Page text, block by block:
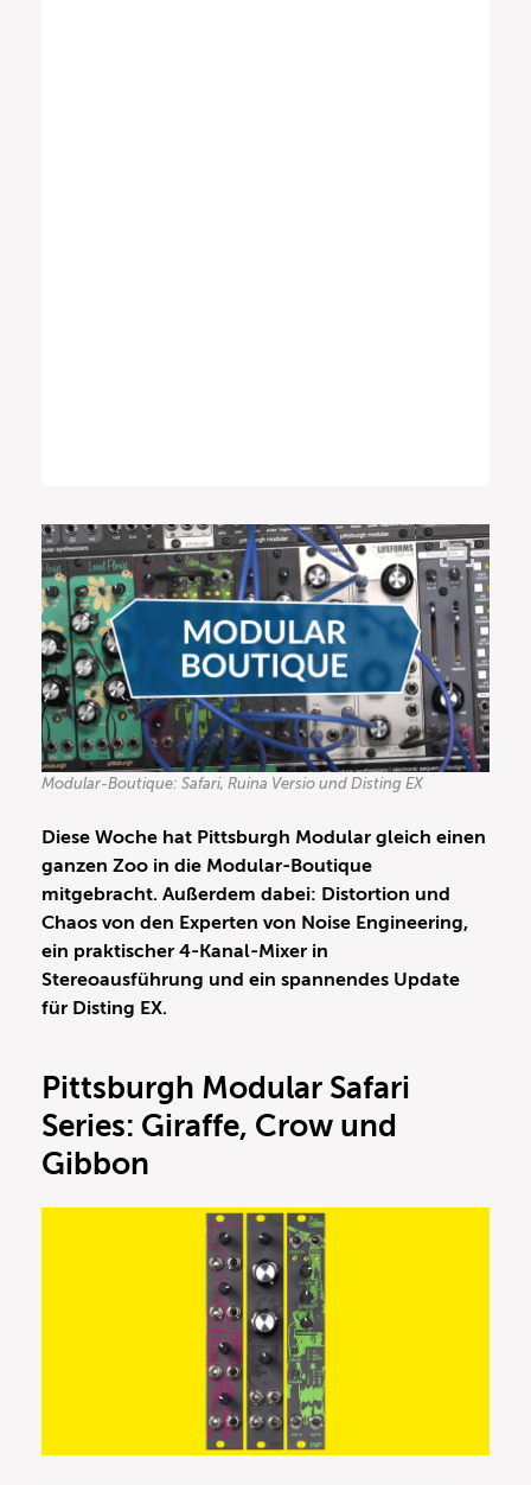
Modular-Boutique: Safari, Ruina Versio und Disting EX
Diese Woche hat Pittsburgh Modular gleich einen
ganzen Zoo in die Modular-Boutique
mitgebracht. Außerdem dabei: Distortion und
Chaos von den Experten von Noise Engineering,
ein praktischer 4-Kanal-Mixer in
Stereoausführung und ein spannendes Update
für Disting EX.
Pittsburgh Modular Safari
Series: Giraffe, Crow und
Gibbon